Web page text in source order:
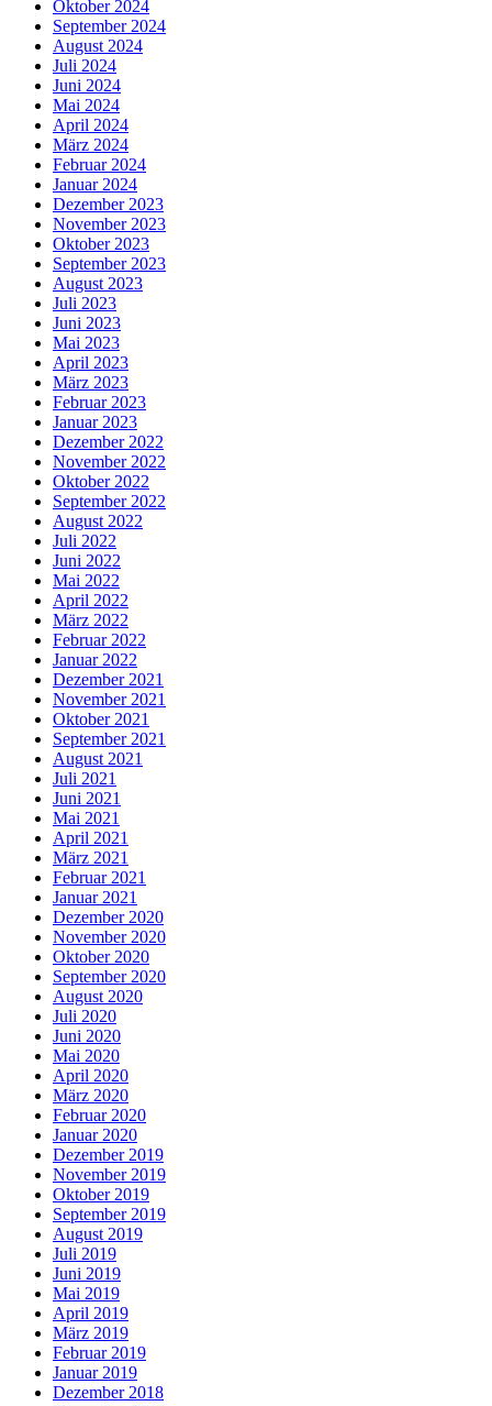
Oktober 2024
September 2024
August 2024
Juli 2024
Juni 2024
Mai 2024
April 2024
März 2024
Februar 2024
Januar 2024
Dezember 2023
November 2023
Oktober 2023
September 2023
August 2023
Juli 2023
Juni 2023
Mai 2023
April 2023
März 2023
Februar 2023
Januar 2023
Dezember 2022
November 2022
Oktober 2022
September 2022
August 2022
Juli 2022
Juni 2022
Mai 2022
April 2022
März 2022
Februar 2022
Januar 2022
Dezember 2021
November 2021
Oktober 2021
September 2021
August 2021
Juli 2021
Juni 2021
Mai 2021
April 2021
März 2021
Februar 2021
Januar 2021
Dezember 2020
November 2020
Oktober 2020
September 2020
August 2020
Juli 2020
Juni 2020
Mai 2020
April 2020
März 2020
Februar 2020
Januar 2020
Dezember 2019
November 2019
Oktober 2019
September 2019
August 2019
Juli 2019
Juni 2019
Mai 2019
April 2019
März 2019
Februar 2019
Januar 2019
Dezember 2018